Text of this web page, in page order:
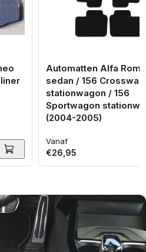
Automatten Alfa
sedan / 156
stationwagon / 156
Sportwagon
(2004-2005)
Normale
prijs
Vanaf
€26,95